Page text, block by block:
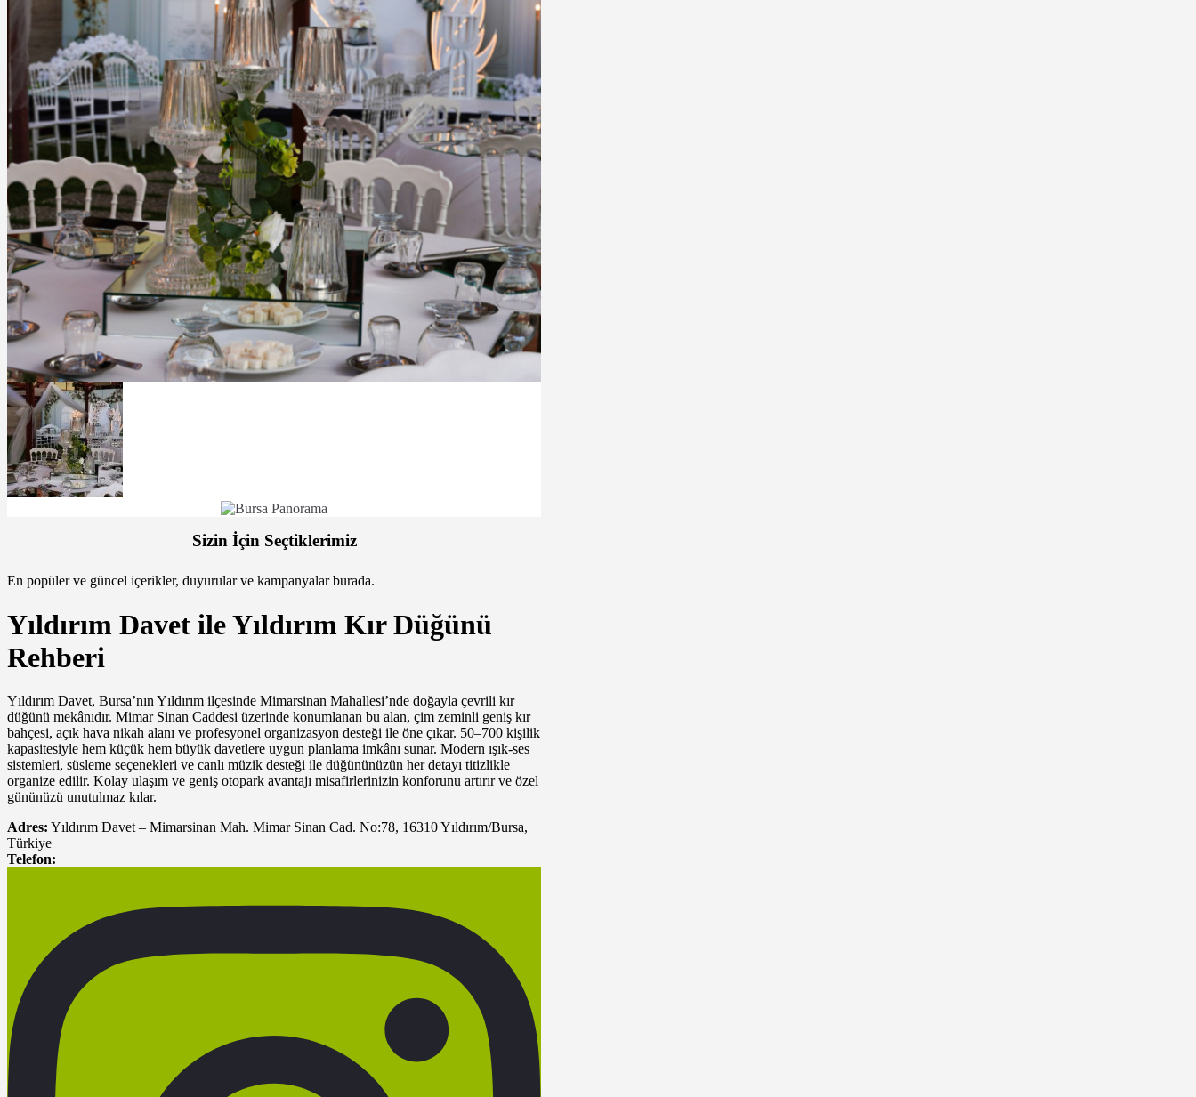
Sizin İçin Seçtiklerimiz
En popüler ve güncel içerikler, duyurular ve kampanyalar burada.
Yıldırım Davet ile Yıldırım Kır Düğünü
Rehberi
Yıldırım Davet, Bursa’nın Yıldırım ilçesinde Mimarsinan Mahallesi’nde doğayla çevrili kır
düğünü mekânıdır. Mimar Sinan Caddesi üzerinde konumlanan bu alan, çim zeminli geniş kır
bahçesi, açık hava nikah alanı ve profesyonel organizasyon desteği ile öne çıkar. 50–700 kişilik
kapasitesiyle hem küçük hem büyük davetlere uygun planlama imkânı sunar. Modern ışık-ses
sistemleri, süsleme seçenekleri ve canlı müzik desteği ile düğününüzün her detayı titizlikle
organize edilir. Kolay ulaşım ve geniş otopark avantajı misafirlerinizin konforunu artırır ve özel
gününüzü unutulmaz kılar.
Adres: Yıldırım Davet – Mimarsinan Mah. Mimar Sinan Cad. No:78, 16310 Yıldırım/Bursa,
Türkiye
Telefon: